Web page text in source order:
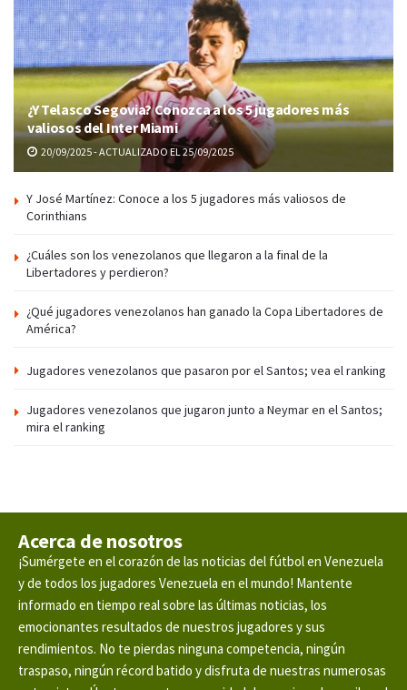
¿Y Telasco Segovia? Conozca a los 5 jugadores más
valiosos del Inter Miami
20/09/2025 - ACTUALIZADO EL 25/09/2025
Y José Martínez: Conoce a los 5 jugadores más valiosos de
Corinthians
¿Cuáles son los venezolanos que llegaron a la final de la
Libertadores y perdieron?
¿Qué jugadores venezolanos han ganado la Copa Libertadores de
América?
Jugadores venezolanos que pasaron por el Santos; vea el ranking
Jugadores venezolanos que jugaron junto a Neymar en el Santos;
mira el ranking
Acerca de nosotros
¡Sumérgete en el corazón de las noticias del fútbol en Venezuela
y de todos los jugadores Venezuela en el mundo! Mantente
informado en tiempo real sobre las últimas noticias, los
emocionantes resultados de nuestros jugadores y sus
rendimientos. No te pierdas ninguna competencia, ningún
traspaso, ningún récord batido y disfruta de nuestras numerosas